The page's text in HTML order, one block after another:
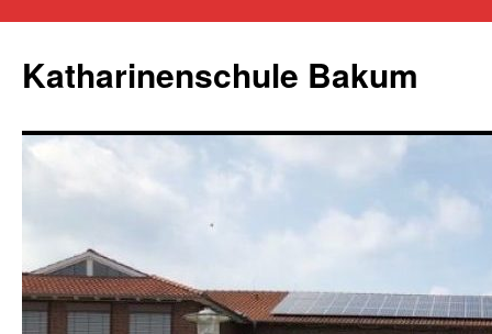
springen
Katharinenschule Bakum